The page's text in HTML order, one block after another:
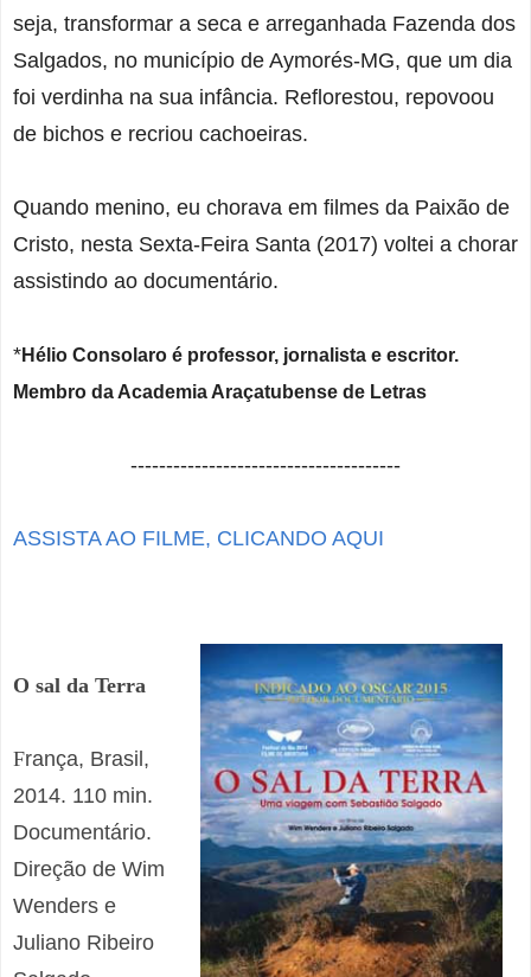
seja, transformar a seca e arreganhada Fazenda dos
Salgados, no município de Aymorés-MG, que um dia
foi verdinha na sua infância. Reflorestou, repovoou
de bichos e recriou cachoeiras.
Quando menino, eu chorava em filmes da Paixão de
Cristo, nesta Sexta-Feira Santa (2017) voltei a chorar
assistindo ao documentário.
*Hélio Consolaro é professor, jornalista e escritor.
Membro da Academia Araçatubense de Letras
--------------------------------------
ASSISTA AO FILME, CLICANDO AQUI
O sal da Terra
França, Brasil,
2014. 110 min.
Documentário.
Direção de Wim
Wenders e
Juliano Ribeiro